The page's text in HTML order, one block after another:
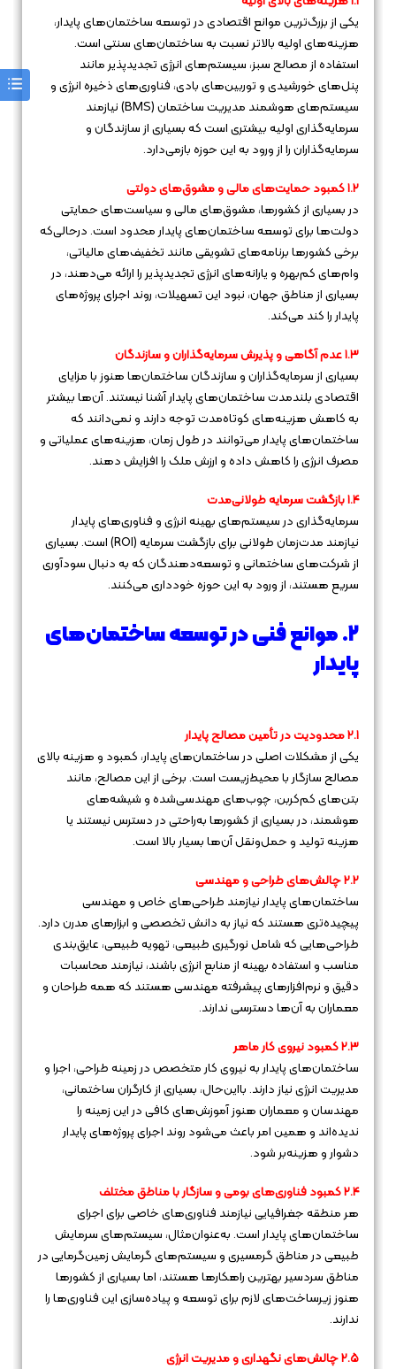
یکی از بزرگ‌ترین موانع اقتصادی در توسعه ساختمان‌های پایدار،
هزینه‌های اولیه بالاتر نسبت به ساختمان‌های سنتی است.
استفاده از مصالح سبز، سیستم‌های انرژی تجدیدپذیر مانند
پنل‌های خورشیدی و توربین‌های بادی، فناوری‌های ذخیره انرژی و
سیستم‌های هوشمند مدیریت ساختمان (BMS) نیازمند
سرمایه‌گذاری اولیه بیشتری است که بسیاری از سازندگان و
سرمایه‌گذاران را از ورود به این حوزه بازمی‌دارد.
۱.۲ کمبود حمایت‌های مالی و مشوق‌های دولتی
در بسیاری از کشورها، مشوق‌های مالی و سیاست‌های حمایتی
دولت‌ها برای توسعه ساختمان‌های پایدار محدود است. درحالی‌که
برخی کشورها برنامه‌های تشویقی مانند تخفیف‌های مالیاتی،
وام‌های کم‌بهره و یارانه‌های انرژی تجدیدپذیر را ارائه می‌دهند، در
بسیاری از مناطق جهان، نبود این تسهیلات، روند اجرای پروژه‌های
پایدار را کند می‌کند.
۱.۳ عدم آگاهی و پذیرش سرمایه‌گذاران و سازندگان
بسیاری از سرمایه‌گذاران و سازندگان ساختمان‌ها هنوز با مزایای
اقتصادی بلندمدت ساختمان‌های پایدار آشنا نیستند. آن‌ها بیشتر
به کاهش هزینه‌های کوتاه‌مدت توجه دارند و نمی‌دانند که
ساختمان‌های پایدار می‌توانند در طول زمان، هزینه‌های عملیاتی و
مصرف انرژی را کاهش داده و ارزش ملک را افزایش دهند.
۱.۴ بازگشت سرمایه طولانی‌مدت
سرمایه‌گذاری در سیستم‌های بهینه انرژی و فناوری‌های پایدار
نیازمند مدت‌زمان طولانی برای بازگشت سرمایه (ROI) است. بسیاری
از شرکت‌های ساختمانی و توسعه‌دهندگان که به دنبال سودآوری
سریع هستند، از ورود به این حوزه خودداری می‌کنند.
۲. موانع فنی در توسعه ساختمان‌های
پایدار
۲.۱ محدودیت در تأمین مصالح پایدار
یکی از مشکلات اصلی در ساختمان‌های پایدار، کمبود و هزینه بالای
مصالح سازگار با محیط‌زیست است. برخی از این مصالح، مانند
بتن‌های کم‌کربن، چوب‌های مهندسی‌شده و شیشه‌های
هوشمند، در بسیاری از کشورها به‌راحتی در دسترس نیستند یا
هزینه تولید و حمل‌ونقل آن‌ها بسیار بالا است.
۲.۲ چالش‌های طراحی و مهندسی
ساختمان‌های پایدار نیازمند طراحی‌های خاص و مهندسی
پیچیده‌تری هستند که نیاز به دانش تخصصی و ابزارهای مدرن دارد.
طراحی‌هایی که شامل نورگیری طبیعی، تهویه طبیعی، عایق‌بندی
مناسب و استفاده بهینه از منابع انرژی باشند، نیازمند محاسبات
دقیق و نرم‌افزارهای پیشرفته مهندسی هستند که همه طراحان و
معماران به آن‌ها دسترسی ندارند.
۲.۳ کمبود نیروی کار ماهر
ساختمان‌های پایدار به نیروی کار متخصص در زمینه طراحی، اجرا و
مدیریت انرژی نیاز دارند. بااین‌حال، بسیاری از کارگران ساختمانی،
مهندسان و معماران هنوز آموزش‌های کافی در این زمینه را
ندیده‌اند و همین امر باعث می‌شود روند اجرای پروژه‌های پایدار
دشوار و هزینه‌بر شود.
۲.۴ کمبود فناوری‌های بومی و سازگار با مناطق مختلف
هر منطقه جغرافیایی نیازمند فناوری‌های خاصی برای اجرای
ساختمان‌های پایدار است. به‌عنوان‌مثال، سیستم‌های سرمایش
طبیعی در مناطق گرمسیری و سیستم‌های گرمایش زمین‌گرمایی در
مناطق سردسیر بهترین راهکارها هستند، اما بسیاری از کشورها
هنوز زیرساخت‌های لازم برای توسعه و پیاده‌سازی این فناوری‌ها را
ندارند.
۲.۵ چالش‌های نگهداری و مدیریت انرژی